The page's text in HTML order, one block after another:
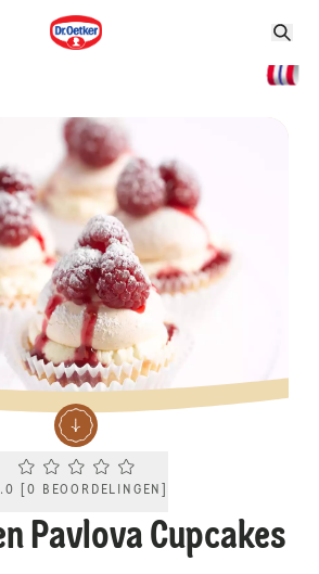
Current rating 0.0. Click to rate.
[0 BEOORDELINGEN
Pavlova Cupcakes